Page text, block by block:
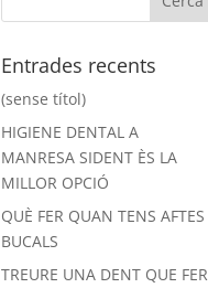
Entrades recents
(sense títol)
HIGIENE DENTAL A
MANRESA SIDENT ÈS LA
MILLOR OPCIÓ
QUÈ FER QUAN TENS AFTES
BUCALS
TREURE UNA DENT QUE FER